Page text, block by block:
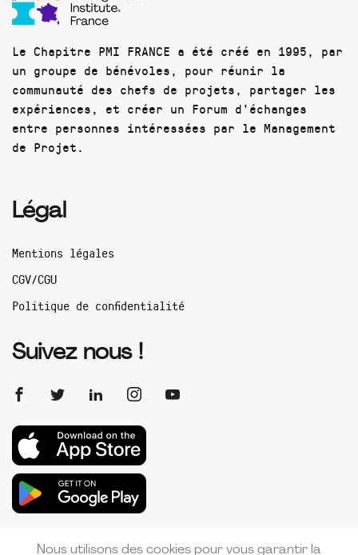
Le Chapitre PMI FRANCE a été créé en 1995, par
un groupe de bénévoles, pour réunir la
communauté des chefs de projets, partager les
expériences, et créer un Forum d'échanges
entre personnes intéressées par le Management
de Projet.
Légal
Mentions légales
CGV/CGU
Politique de confidentialité
Suivez nous !
Nous utilisons des cookies pour vous garantir la